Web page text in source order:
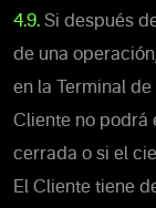
4.9. Si después
de una
en la Terminal
Cliente no podrá
cerrada o si el
El Cliente tiene